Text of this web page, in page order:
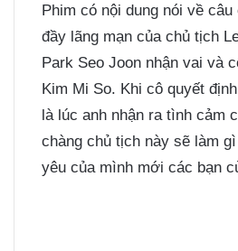
Phim có nội dung nói về
đầy lãng mạn của chủ tịch
Park Seo Joon nhận vai và
Kim Mi So. Khi cô quyết
là lúc anh nhận ra tình cảm
chàng chủ tịch này sẽ làm
yêu của mình mới các bạn